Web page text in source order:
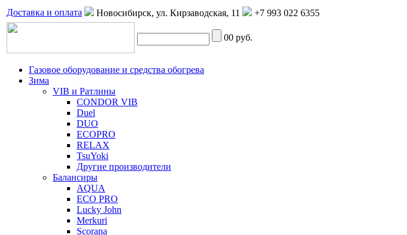
Доставка и оплата Новосибирск, ул. Кирзаводская, 11 +7 993 022 6355
00 руб.
Газовое оборудование и средства обогрева
Зима
VIB и Ратлины
CONDOR VIB
Duel
DUO
ECOPRO
RELAX
TsuYoki
Другие производители
Балансиры
AQUA
ECO PRO
Lucky John
Merkuri
Scorana